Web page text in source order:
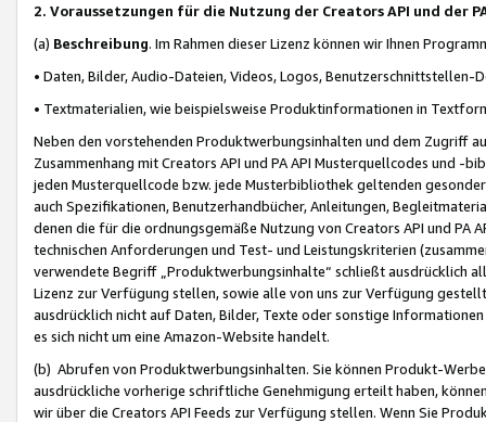
2. Voraussetzungen für die Nutzung der Creators API und der
(a) Beschreibung. Im Rahmen dieser Lizenz können wir Ihnen
• Daten, Bilder, Audio-Dateien, Videos, Logos, Benutzerschnittstellen-
• Textmaterialien, wie beispielsweise Produktinformationen in
Neben den vorstehenden Produktwerbungsinhalten und dem Zugriff
Zusammenhang mit Creators API und PA API Musterquellcodes und
jeden Musterquellcode bzw. jede Musterbibliothek geltenden
auch Spezifikationen, Benutzerhandbücher, Anleitungen,
denen die für die ordnungsgemäße Nutzung von Creators API und PA
technischen Anforderungen und Test- und Leistungskriterien
verwendete Begriff „Produktwerbungsinhalte“ schließt ausdrücklich
Lizenz zur Verfügung stellen, sowie alle von uns zur Verfügung
ausdrücklich nicht auf Daten, Bilder, Texte oder sonstige
es sich nicht um eine Amazon-Website handelt.
(b) Abrufen von Produktwerbungsinhalten. Sie können Produkt-
ausdrückliche vorherige schriftliche Genehmigung erteilt haben,
wir über die Creators API Feeds zur Verfügung stellen. Wenn Sie